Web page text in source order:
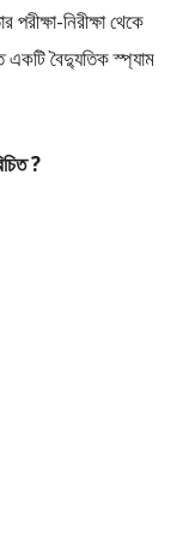
নিরীক্ষা থেকে
একটি বৈদ্যুতিক স্প্যাম
?